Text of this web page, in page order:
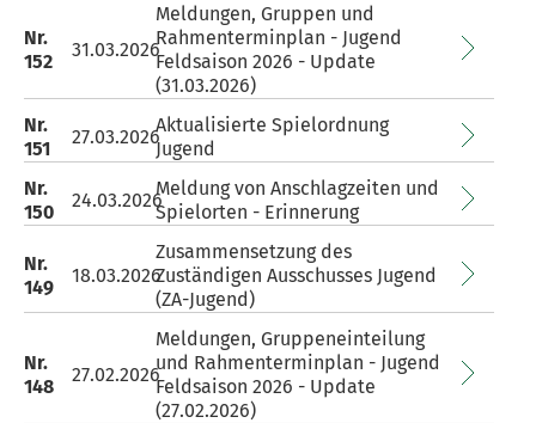
Nr.
152
31.03.2026
Meldungen, Gruppen und
Rahmenterminplan - Jugend
Feldsaison 2026 - Update
(31.03.2026)
Nr.
151
27.03.2026
Aktualisierte Spielordnung
Jugend
Nr.
150
24.03.2026
Meldung von Anschlagzeiten und
Spielorten - Erinnerung
Nr.
149
18.03.2026
Zusammensetzung des
Zuständigen Ausschusses Jugend
(ZA-Jugend)
Nr.
148
27.02.2026
Meldungen, Gruppeneinteilung
und Rahmenterminplan - Jugend
Feldsaison 2026 - Update
(27.02.2026)